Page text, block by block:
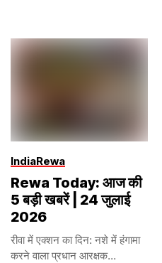
IndiaRewa
Rewa Today: आज की
5 बड़ी खबरें | 24 जुलाई
2026
रीवा में एक्शन का दिन: नशे में हंगामा
करने वाला प्रधान आरक्षक...